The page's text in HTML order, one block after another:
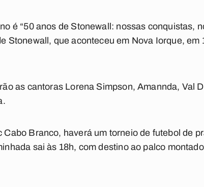
é “50 anos de Stonewall: nossas conquistas,
Stonewall, que aconteceu em Nova Iorque, em
as cantoras Lorena Simpson, Amannda, Val
Cabo Branco, haverá um torneio de futebol de
sai às 18h, com destino ao palco